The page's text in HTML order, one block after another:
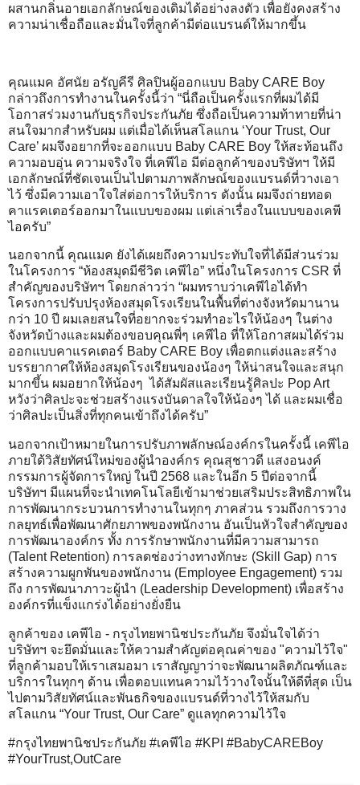
ผสานกลิ่นอายเอกลักษณ์ของเดิมได้อย่างลงตัว เพื่อยังคงสร้าง
ความน่าเชื่อถือและมั่นใจที่ลูกค้ามีต่อแบรนด์ให้มากขึ้น
คุณแมค อัศนัย อรัญคีรี ศิลปินผู้ออกแบบ Baby CARE Boy
กล่าวถึงการทำงานในครั้งนี้ว่า “นี่ถือเป็นครั้งแรกที่ผมได้มี
โอกาสร่วมงานกับธุรกิจประกันภัย ซึ่งถือเป็นความท้าทายที่น่า
สนใจมากสำหรับผม แต่เมื่อได้เห็นสโลแกน ‘Your Trust, Our
Care’ ผมจึงอยากที่จะออกแบบ Baby CARE Boy ให้สะท้อนถึง
ความอบอุ่น ความจริงใจ ที่เคพีไอ มีต่อลูกค้าของบริษัทฯ ให้มี
เอกลักษณ์ที่ชัดเจนเป็นไปตามภาพลักษณ์ของแบรนด์ที่วางเอา
ไว้ ซึ่งมีความเอาใจใส่ต่อการให้บริการ ดังนั้น ผมจึงถ่ายทอด
คาแรคเตอร์ออกมาในแบบของผม แต่เล่าเรื่องในแบบของเคพี
ไอครับ”
นอกจากนี้ คุณแมค ยังได้เผยถึงความประทับใจที่ได้มีส่วนร่วม
ในโครงการ “ห้องสมุดมีชีวิต เคพีไอ” หนึ่งในโครงการ CSR ที่
สำคัญของบริษัทฯ โดยกล่าวว่า “ผมทราบว่าเคพีไอได้ทำ
โครงการปรับปรุงห้องสมุดโรงเรียนในพื้นที่ต่างจังหวัดมานาน
กว่า 10 ปี ผมเลยสนใจที่อยากจะร่วมทำอะไรให้น้องๆ ในต่าง
จังหวัดบ้างและผมต้องขอบคุณพี่ๆ เคพีไอ ที่ให้โอกาสผมได้ร่วม
ออกแบบคาแรคเตอร์ Baby CARE Boy เพื่อตกแต่งและสร้าง
บรรยากาศให้ห้องสมุดโรงเรียนของน้องๆ ให้น่าสนใจและสนุก
มากขึ้น ผมอยากให้น้องๆ ได้สัมผัสและเรียนรู้ศิลปะ Pop Art
หวังว่าศิลปะจะช่วยสร้างแรงบันดาลใจให้น้องๆ ได้ และผมเชื่อ
ว่าศิลปะเป็นสิ่งที่ทุกคนเข้าถึงได้ครับ”
นอกจากเป้าหมายในการปรับภาพลักษณ์องค์กรในครั้งนี้ เคพีไอ
ภายใต้วิสัยทัศน์ใหม่ของผู้นำองค์กร คุณสุชาวดี แสงอนงค์
กรรมการผู้จัดการใหญ่ ในปี 2568 และในอีก 5 ปีต่อจากนี้
บริษัทฯ มีแผนที่จะนำเทคโนโลยีเข้ามาช่วยเสริมประสิทธิภาพใน
การพัฒนากระบวนการทำงานในทุกๆ ภาคส่วน รวมถึงการวาง
กลยุทธ์เพื่อพัฒนาศักยภาพของพนักงาน อันเป็นหัวใจสำคัญของ
การพัฒนาองค์กร ทั้ง การรักษาพนักงานที่มีความสามารถ
(Talent Retention) การลดช่องว่างทางทักษะ (Skill Gap) การ
สร้างความผูกพันของพนักงาน (Employee Engagement) รวม
ถึง การพัฒนาภาวะผู้นำ (Leadership Development) เพื่อสร้าง
องค์กรที่แข็งแกร่งได้อย่างยั่งยืน
ลูกค้าของ เคพีไอ - กรุงไทยพานิชประกันภัย จึงมั่นใจได้ว่า
บริษัทฯ จะยึดมั่นและให้ความสำคัญต่อคุณค่าของ "ความไว้ใจ"
ที่ลูกค้ามอบให้เราเสมอมา เราสัญญาว่าจะพัฒนาผลิตภัณฑ์และ
บริการในทุกๆ ด้าน เพื่อตอบแทนความไว้วางใจนั้นให้ดีที่สุด เป็น
ไปตามวิสัยทัศน์และพันธกิจของแบรนด์ที่วางไว้ให้สมกับ
สโลแกน “Your Trust, Our Care” ดูแลทุกความไว้ใจ
#กรุงไทยพานิชประกันภัย #เคพีไอ #KPI #BabyCAREBoy
#YourTrust,OutCare